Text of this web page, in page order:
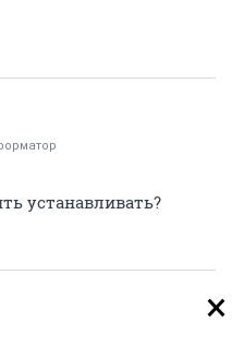
устанавливать?